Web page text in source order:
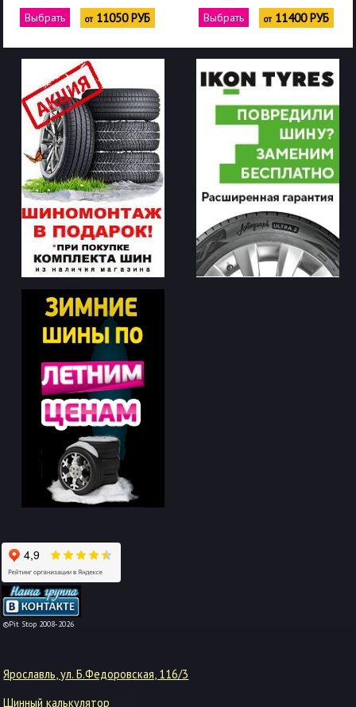
Выбрать от11050 РУБ Выбрать от11400 РУБ
©Pit Stop 2008-2026
-->
Ярославль, ул. Б.Федоровская, 116/3
Шинный калькулятор